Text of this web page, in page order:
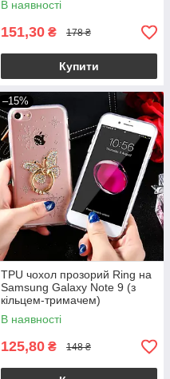
В наявності
151,30 ₴ 178 ₴
Купити
–15%
TPU чохол прозорий Ring на
Samsung Galaxy Note 9 (з
кільцем-тримачем)
В наявності
125,80 ₴ 148 ₴